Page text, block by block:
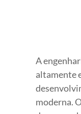
A
altamente
moderna.